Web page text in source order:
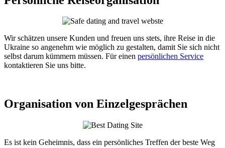
Wir schätzen unsere Kunden und freuen uns stets, ihre Reise in die
Ukraine so angenehm wie möglich zu gestalten, damit Sie sich nicht
selbst darum kümmern müssen. Für einen persönlichen Service
kontaktieren Sie uns bitte.
Organisation von Einzelgesprächen
Es ist kein Geheimnis, dass ein persönliches Treffen der beste Weg